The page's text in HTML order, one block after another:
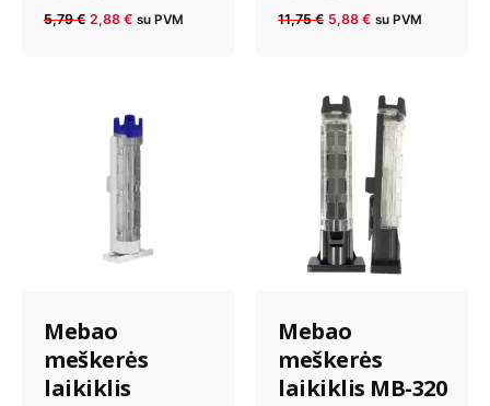
5,79€ Anksčiau
2,88 €Dabartinė
su PVM 11,75€ Anksčiau
5,88 €Dabartinė
su PVM
Mebao
meškerės
laikiklis
Mebao
meškerės
laikiklis MB-320